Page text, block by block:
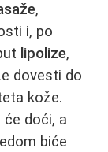
,
i, po
lipolize,
dovesti do
kože.
doći, a
biće